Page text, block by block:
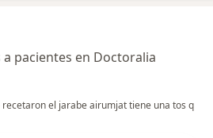
pacientes en Doctoralia
el jarabe airumjat tiene una tos q